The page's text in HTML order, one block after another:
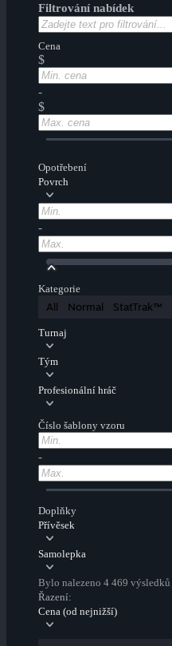
Filtrování nabídek
Cena
$
-
$
Opotřebení
Povrch
-
Kategorie
All Normal StatTrak™
Turnaj
Tým
Profesionální hráč
Číslo šablony vzoru
-
Doplňky
Přívěsek
Samolepka
Bylo nalezeno 4 469 výsledků
Řazení:
Cena (od nejnižší)